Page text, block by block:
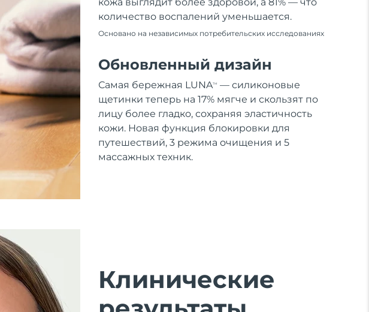
кожа выглядит более здоровой, а 81% — что
количество воспалений уменьшается.
Основано на независимых потребительских исследованиях
Обновленный дизайн
Самая бережная LUNATM
— силиконовые
щетинки теперь на 17% мягче и скользят по
лицу более гладко, сохраняя эластичность
кожи. Новая функция блокировки для
путешествий, 3 режима очищения и 5
массажных техник.
Клинические